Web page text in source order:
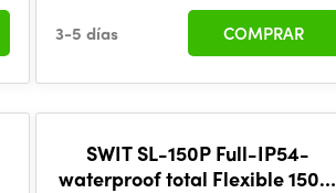
3-5 días COMPRAR
SWIT SL-150P Full-IP54-
waterproof total Flexible 150W